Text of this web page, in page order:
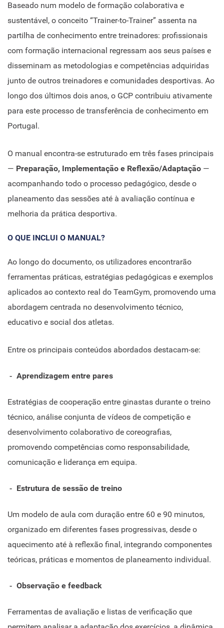
Baseado num modelo de formação colaborativa e
sustentável, o conceito “Trainer-to-Trainer” assenta na
partilha de conhecimento entre treinadores: profissionais
com formação internacional regressam aos seus países e
disseminam as metodologias e competências adquiridas
junto de outros treinadores e comunidades desportivas. Ao
longo dos últimos dois anos, o GCP contribuiu ativamente
para este processo de transferência de conhecimento em
Portugal.
O manual encontra-se estruturado em três fases principais
— Preparação, Implementação e Reflexão/Adaptação —
acompanhando todo o processo pedagógico, desde o
planeamento das sessões até à avaliação contínua e
melhoria da prática desportiva.
O QUE INCLUI O MANUAL?
Ao longo do documento, os utilizadores encontrarão
ferramentas práticas, estratégias pedagógicas e exemplos
aplicados ao contexto real do TeamGym, promovendo uma
abordagem centrada no desenvolvimento técnico,
educativo e social dos atletas.
Entre os principais conteúdos abordados destacam-se:
Aprendizagem entre pares
Estratégias de cooperação entre ginastas durante o treino
técnico, análise conjunta de vídeos de competição e
desenvolvimento colaborativo de coreografias,
promovendo competências como responsabilidade,
comunicação e liderança em equipa.
Estrutura de sessão de treino
Um modelo de aula com duração entre 60 e 90 minutos,
organizado em diferentes fases progressivas, desde o
aquecimento até à reflexão final, integrando componentes
teóricas, práticas e momentos de planeamento individual.
Observação e feedback
Ferramentas de avaliação e listas de verificação que